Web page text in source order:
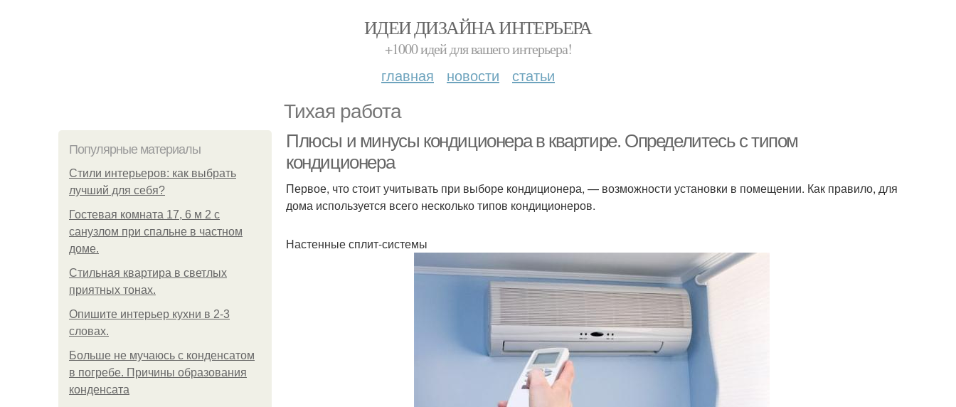
ИДЕИ ДИЗАЙНА ИНТЕРЬЕРА
+1000 идей для вашего интерьера!
главная новости статьи
Тихая работа
Популярные материалы
Стили интерьеров: как выбрать
лучший для себя?
Гостевая комната 17, 6 м 2 с
санузлом при спальне в частном
доме.
Стильная квартира в светлых
приятных тонах.
Опишите интерьер кухни в 2-3
словах.
Больше не мучаюсь с конденсатом
в погребе. Причины образования
конденсата
Плюсы и минусы кондиционера в квартире. Определитесь с типом
кондиционера
Первое, что стоит учитывать при выборе кондиционера, — возможности установки в помещении. Как правило, для
дома используется всего несколько типов кондиционеров.
Настенные сплит-системы